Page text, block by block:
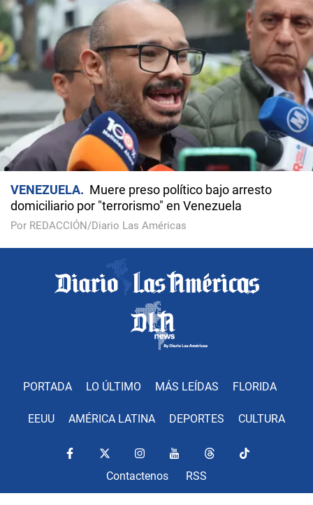
VENEZUELA
Muere preso político bajo arresto
domiciliario por "terrorismo" en Venezuela
Por REDACCIÓN/Diario Las Américas
PORTADA LO ÚLTIMO MÁS LEÍDAS FLORIDA
EEUU AMÉRICA LATINA DEPORTES CULTURA
Contactenos RSS